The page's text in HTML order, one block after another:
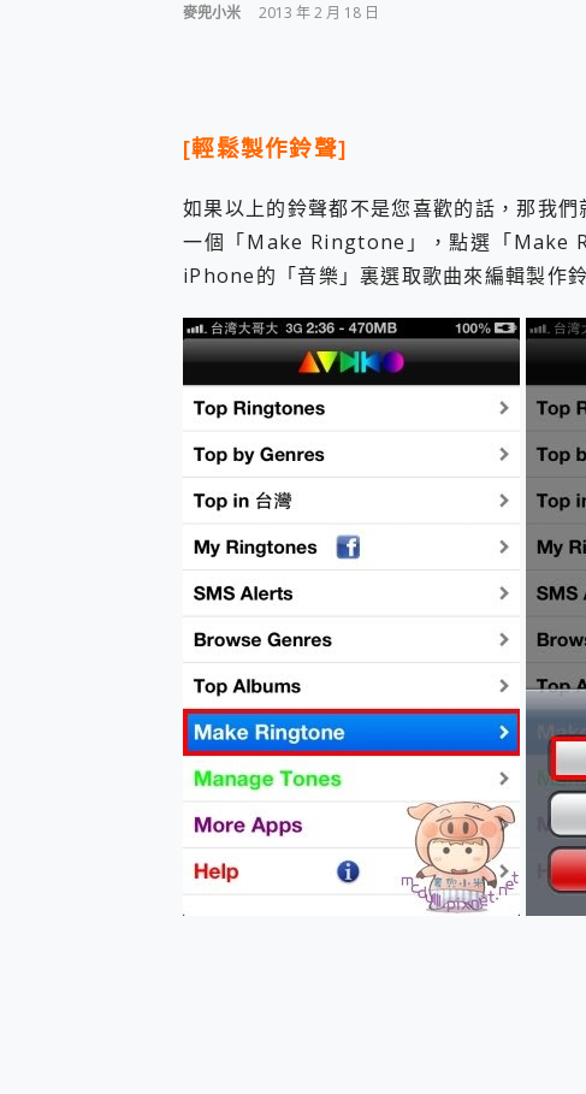
電力超超超持久 MSI 微星
美到讓人超想擁有 moto pad
一鍵修復模糊影片、舊照的 AI
小朋友才做選擇 投影機 RGB藍
式生活新體驗
外型超吸晴~ 給您絕佳操控體
iPhone 17 系列 有認證的防護
DJI Osmo Pocket 3 爽爽帶回
小巧好吸不擋鏡頭 有Qi2認證的
會走動的冷暖氣 SONY REON
寶可夢飛人外掛iToolab AnyGo
百倍變焦實測~ vivo X200 Pro
超好用的 PLAUD NotePin AI
COMPUTEX 2025 來囉！AGI
自帶線的 有線無線都能充
飛利浦 JS7310 ⚡【電急便｜
是螢幕也是電視! 一機超多用
您的專屬AI 助手 Yoga Slim 7
realme 14 Pro 超硬軍規、冰感
iPhone、Apple Watch、
動靜皆宜「HUAWEI FreeArc」
好玩好拍 vivo V50 ~ 口袋裡的
25種洗烘模式一機搞定!
給 MSI Claw 系列電競掌機 最
B&O 精品級音響! Home+ 中嘉
2億 APO蔡司長焦神機降臨~
EaseUS Vocal Remover 免費
3 個超值 MHN 飛人工具分享
Locawhere AnyTo 寶可夢飛人
小體積 40000mAh 超大容量 一
97.3% 恢復率，資料救援就是
Xiaomi 14 Ultra 開箱 評測~ 有
麥兜小米 2013 年 2 月 18 日
[輕鬆製作鈴聲]
如果以上的鈴聲都不是您喜歡的話，那我
一個「Make Ringtone」，點選「Make
iPhone的「音樂」裏選取歌曲來編輯製作鈴